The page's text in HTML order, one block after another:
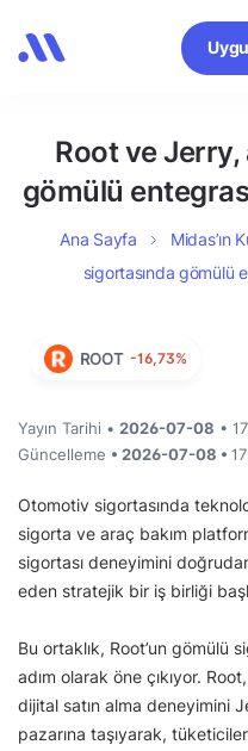
Root ve
gömülü
Ana Sayfa Midas’ın
sigortasında gömülü
ROOT -16,73%
Yayın Tarihi • 2026-07-08 •
Güncelleme • 2026-07-08 •
Otomotiv sigortasında
sigorta ve araç bakım
sigortası deneyimini
eden stratejik bir iş birliği
Bu ortaklık, Root’un gömülü
adım olarak öne çıkıyor.
dijital satın alma deneyimini
pazarına taşıyarak,